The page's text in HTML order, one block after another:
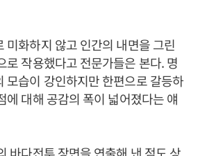
미화하지 않고 인간의 내면을 그린
로 작용했다고 전문가들은 본다. 명
모습이 강인하지만 한편으로 갈등하
에 대해 공감의 폭이 넓어졌다는 얘